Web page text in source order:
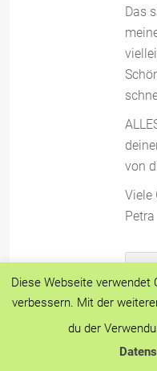
Das
von
Viele
Petra
4
Diese Webseite verwendet
verbessern. Mit der
du der